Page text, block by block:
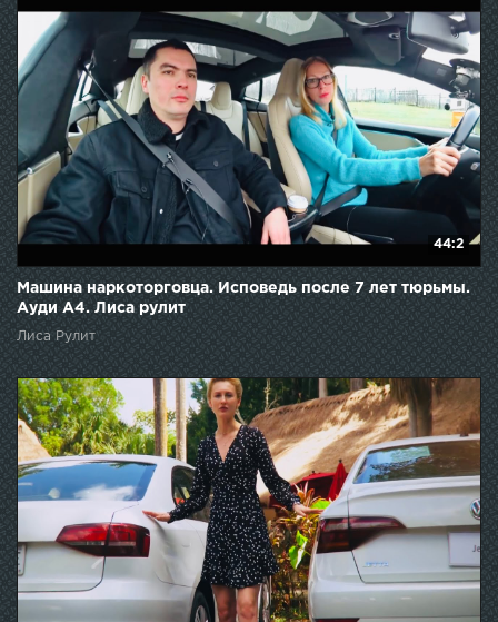
44:2
Машина наркоторговца. Исповедь после 7 лет тюрьмы.
Ауди А4. Лиса рулит
Лиса Рулит